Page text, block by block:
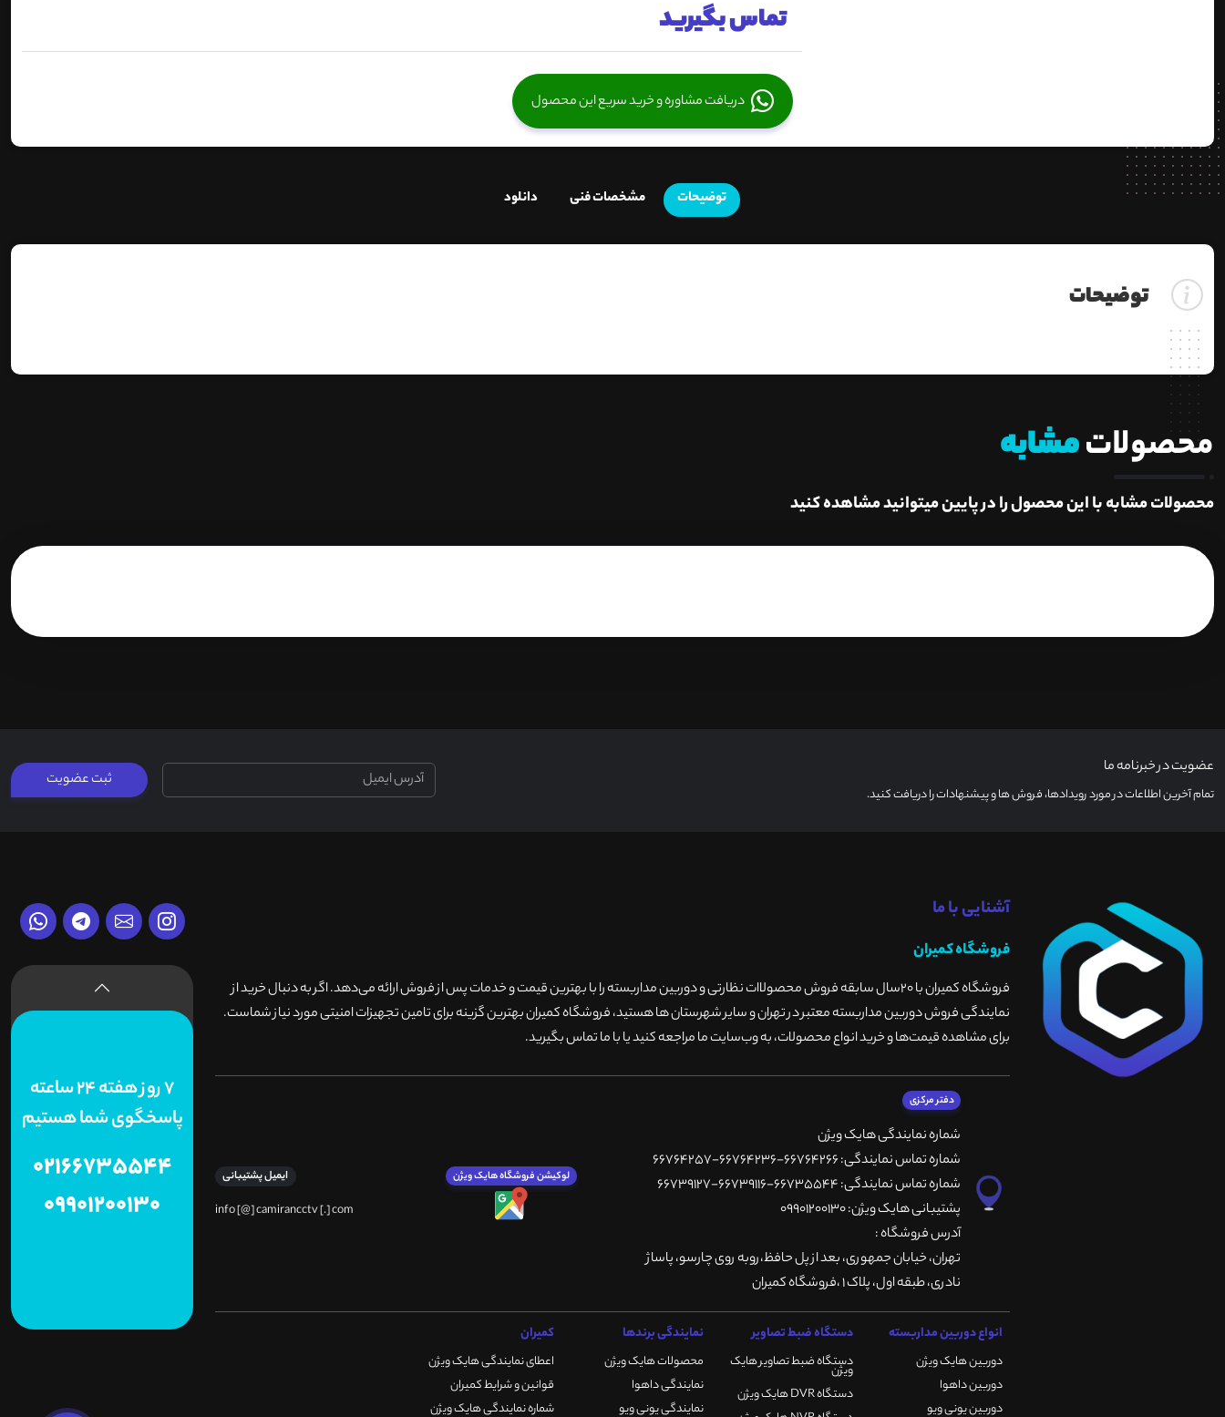
تماس بگیرید
دریافت مشاوره و خرید سریع این محصول
توضیحات مشخصات فنی دانلود
توضیحات
محصولاتمشابه
محصولات مشابه با این محصول را در پایین میتوانید مشاهده کنید
عضویت در خبرنامه ما
تمام آخرین اطلاعات در مورد رویدادها، فروش ها و پیشنهادات را دریافت کنید.
ثبت عضویت
آشنایی با ما
فروشگاه کمیران
فروشگاه کمیران با ۲۰سال سابقه فروش محصولاات نظارتی و دوربین مداربسته را با بهترین قیمت و خدمات پس از فروش ارائه می‌دهد. اگر به دنبال خرید از
نمایندگی فروش دوربین مداربسته معتبر در تهران و سایر شهرستان ها هستید، فروشگاه کمیران بهترین گزینه برای تامین تجهیزات امنیتی مورد نیاز شماست.
برای مشاهده قیمت‌ها و خرید انواع محصولات، به وب‌سایت ما مراجعه کنید یا با ما تماس بگیرید.
دفتر مرکزی
شماره نمایندگی هایک ویژن
شماره تماس نمایندگی: 66764266-66764236-66764257
شماره تماس نمایندگی: 66735544-66739116-66739127
پشتیبانی هایک ویژن: 09901200130
آدرس فروشگاه :
تهران، خيابان جمهوری، بعد از پل حافظ،روبه روی چارسو، پاساژ
نادری، طبقه اول، پلاک 1 ،فروشگاه کمیران
لوکیشن فروشگاه هایک ویژن ایمیل پشتیبانی
info [@] camirancctv [.] com
انواع دوربین مداربسته
دوربین هایک ویژن
دوربین داهوا
دوربین یونی ویو
دستگاه ضبط تصاویر
دستگاه ضبط تصاویر هایک
ویژن
دستگاه DVR هایک ویژن
نمایندگی برندها
محصولات هایک ویژن
نمایندگی داهوا
نمایندگی یونی ویو
کمیران
اعطای نمایندگی هایک ویژن
قوانین و شرایط کمیران
شماره نمایندگی هایک ویژن
7 روز هفته 24 ساعته
پاسخگوی شما هستیم
02166735544
09901200130